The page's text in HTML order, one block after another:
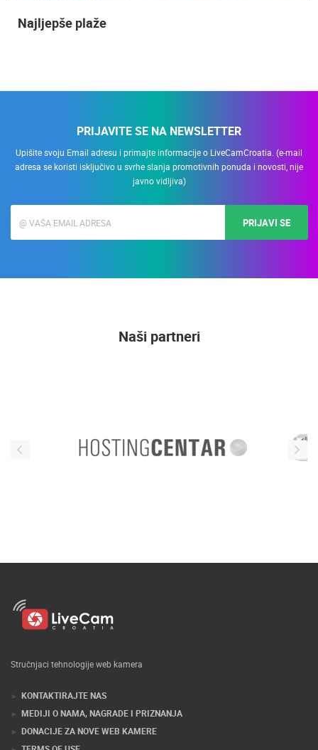
Najljepše plaže
PRIJAVITE SE NA NEWSLETTER
Upišite svoju Email adresu i primajte informacije o LiveCamCroatia. (e-mail
adresa se koristi isključivo u svrhe slanja promotivnih ponuda i novosti, nije
javno vidljiva)
PRIJAVI SE
Naši partneri
Stručnjaci tehnologije web kamera
KONTAKTIRAJTE NAS
MEDIJI O NAMA, NAGRADE I PRIZNANJA
DONACIJE ZA NOVE WEB KAMERE